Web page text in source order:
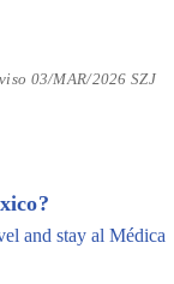
03/MAR/2026 SZJ
and stay al Médica